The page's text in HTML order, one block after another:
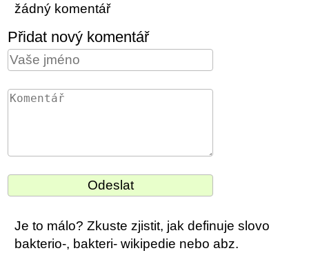
žádný komentář
Přidat nový komentář
Je to málo? Zkuste zjistit, jak definuje slovo
bakterio-, bakteri- wikipedie nebo abz.